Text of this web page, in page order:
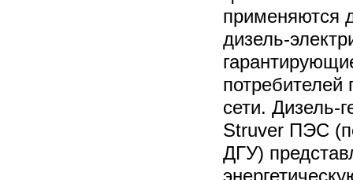
применяются
дизель-
сети. Дизель-
Struver ПЭС
ДГУ)